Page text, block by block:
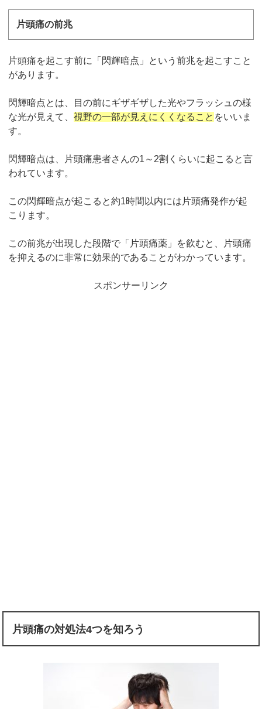
片頭痛の前兆
片頭痛を起こす前に「閃輝暗点」という前兆を起こすこと
があります。
閃輝暗点とは、目の前にギザギザした光やフラッシュの様
な光が見えて、視野の一部が見えにくくなること をいいま
す。
閃輝暗点は、片頭痛患者さんの1～2割くらいに起こると言
われています。
この閃輝暗点が起こると約1時間以内には片頭痛発作が起
こります。
この前兆が出現した段階で「片頭痛薬」を飲むと、片頭痛
を抑えるのに非常に効果的であることがわかっています。
スポンサーリンク
片頭痛の対処法4つを知ろう